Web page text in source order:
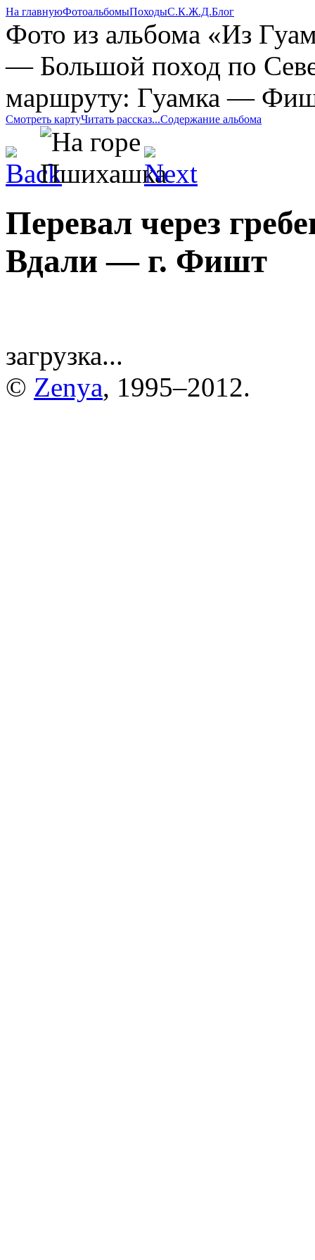
На главнуюФотоальбомыПоходыС.К.Ж.Д.Блог
Фото из альбома «Из
— Большой поход по
маршруту: Гуамка —
Смотреть картуЧитать рассказ...Содержание альбома
Перевал через
Вдали — г. Фишт
загрузка...
© Zenya, 1995–2012.